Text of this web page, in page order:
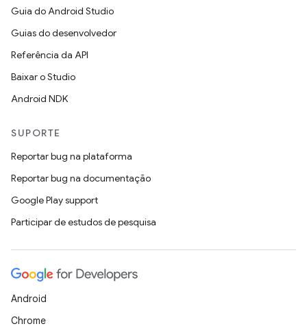
Guia do Android Studio
Guias do desenvolvedor
Referência da API
Baixar o Studio
Android NDK
SUPORTE
Reportar bug na plataforma
Reportar bug na documentação
Google Play support
Participar de estudos de pesquisa
Android
Chrome